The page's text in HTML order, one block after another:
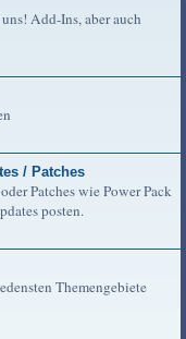
Add-Ins, aber auch
/ Patches
Patches wie Power Pack
posten.
Themengebiete